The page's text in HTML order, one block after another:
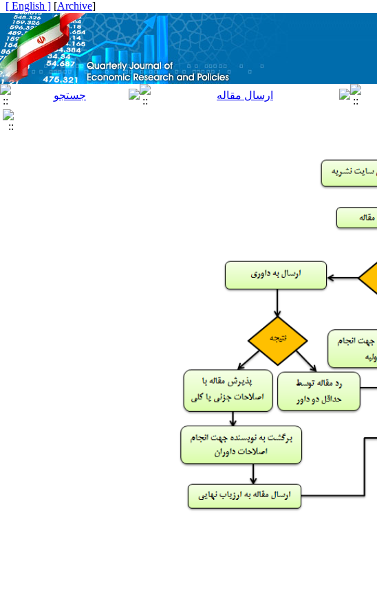
[
Archive
]
[ English ]